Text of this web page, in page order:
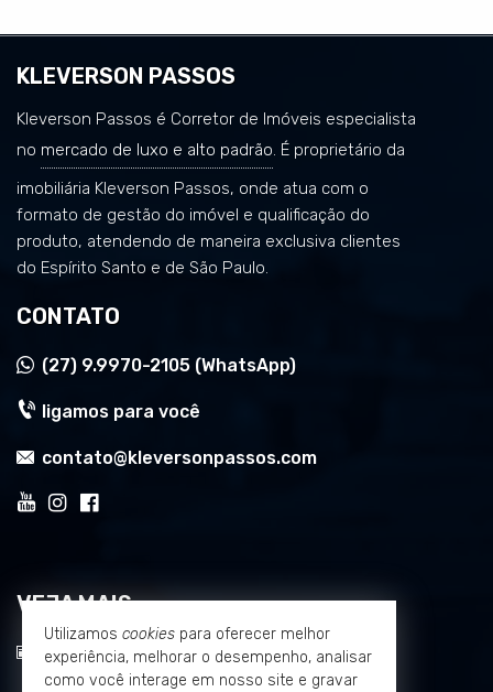
KLEVERSON PASSOS
Kleverson Passos é Corretor de Imóveis especialista
no mercado de luxo e alto padrão. É proprietário da
imobiliária Kleverson Passos, onde atua com o
formato de gestão do imóvel e qualificação do
produto, atendendo de maneira exclusiva clientes
do Espírito Santo e de São Paulo.
CONTATO
(27) 9.9970-2105 (WhatsApp)
ligamos para você
contato@kleversonpassos.com
VEJA MAIS
receba nosso newsletter
Utilizamos cookies para oferecer melhor
experiência, melhorar o desempenho, analisar
como você interage em nosso site e gravar